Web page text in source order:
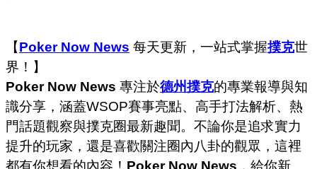
【Poker Now News 每天更新，一站式掌握撲克世
界！】
Poker Now News 專注於德州撲克的專業報導與知
識分享，涵蓋WSOP賽事亮點、高手打法解析、熱
門話題觀察與撲克圈最新趣聞。不論你是追求實力
提升的玩家，還是喜歡關注圈內八卦的觀眾，這裡